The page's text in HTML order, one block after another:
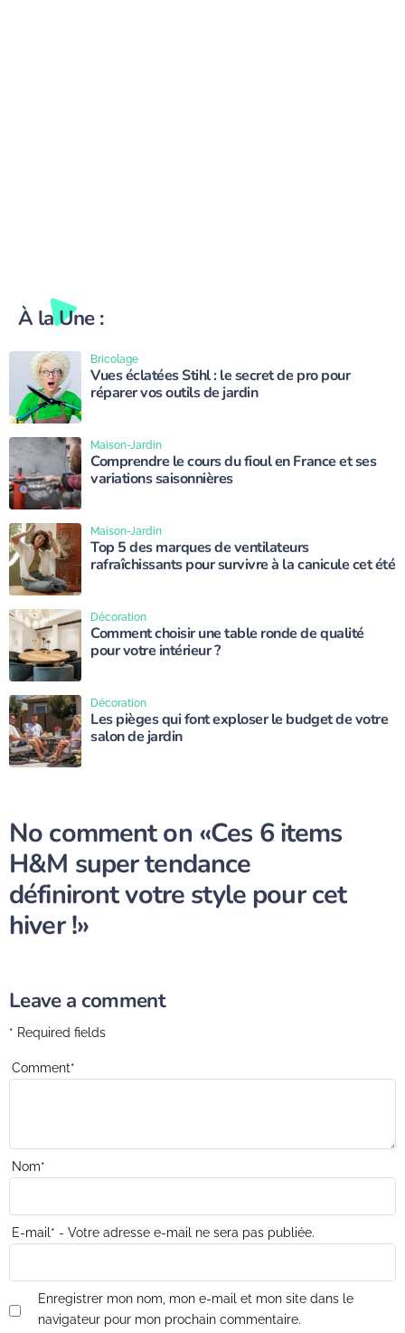
À la Une :
Vues éclatées Stihl : le secret de pro pour
réparer vos outils de jardin
Bricolage
Comprendre le cours du fioul en France et ses
variations saisonnières
Maison-Jardin
Top 5 des marques de ventilateurs
rafraîchissants pour survivre à la canicule cet été
Maison-Jardin
Comment choisir une table ronde de qualité
pour votre intérieur ?
Décoration
Les pièges qui font exploser le budget de votre
salon de jardin
Décoration
No comment on «Ces 6 items
H&M super tendance
définiront votre style pour cet
hiver !»
Leave a comment
* Required fields
Comment*
Nom*
E-mail * - Votre adresse e-mail ne sera pas publiée.
Enregistrer mon nom, mon e-mail et mon site dans le
navigateur pour mon prochain commentaire.